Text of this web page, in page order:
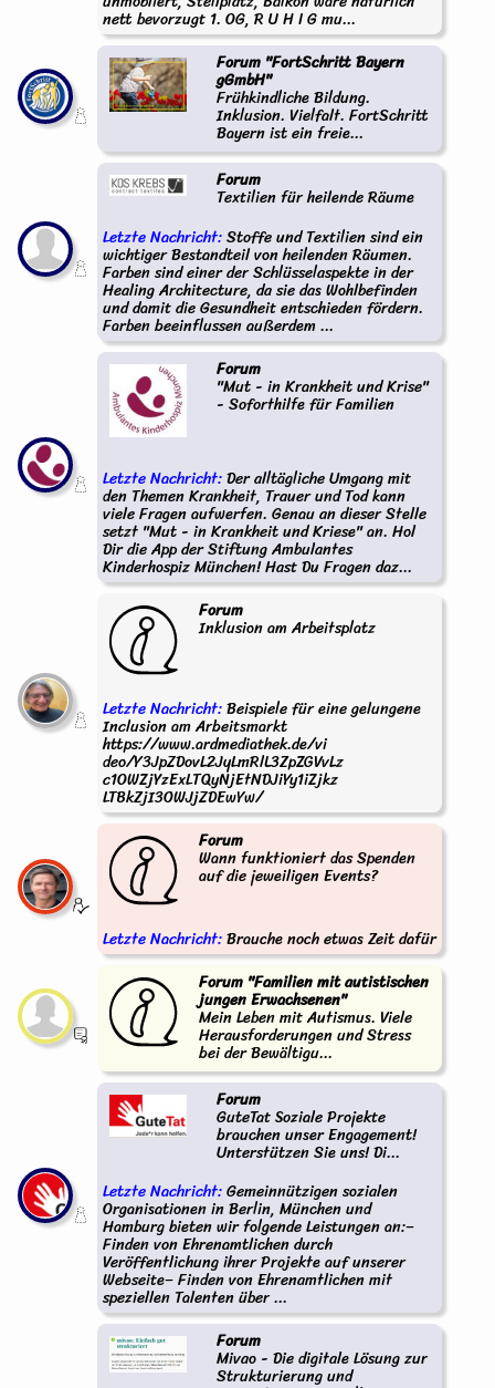
nett bevorzugt 1. OG, R U H I G mu...
Forum "FortSchritt Bayern
gGmbH"
Frühkindliche Bildung.
Inklusion. Vielfalt. FortSchritt
Bayern ist ein freie...
Forum
Textilien für heilende Räume
Letzte Nachricht:Stoffe und Textilien sind ein
wichtiger Bestandteil von heilenden Räumen.
Farben sind einer der Schlüsselaspekte in der
Healing Architecture, da sie das Wohlbefinden
und damit die Gesundheit entschieden fördern.
Farben beeinflussen außerdem ...
Forum
"Mut - in Krankheit und Krise"
- Soforthilfe für Familien
Letzte Nachricht:Der alltägliche Umgang mit
den Themen Krankheit, Trauer und Tod kann
viele Fragen aufwerfen. Genau an dieser Stelle
setzt "Mut - in Krankheit und Kriese" an. Hol
Dir die App der Stiftung Ambulantes
Kinderhospiz München! Hast Du Fragen daz...
Forum
Inklusion am Arbeitsplatz
Letzte Nachricht:Beispiele für eine gelungene
Inclusion am Arbeitsmarkt
https://www.ardmediathek.de/vi
deo/Y3JpZDovL2JyLmRlL3ZpZGVvLz
c1OWZjYzExLTQyNjEtNDJiYy1iZjkz
LTBkZjI3OWJjZDEwYw/
Forum
Wann funktioniert das Spenden
auf die jeweiligen Events?
Letzte Nachricht:Brauche noch etwas Zeit dafür
Forum "Familien mit autistischen
jungen Erwachsenen"
Mein Leben mit Autismus. Viele
Herausforderungen und Stress
bei der Bewältigu...
Forum
GuteTat Soziale Projekte
brauchen unser Engagement!
Unterstützen Sie uns! Di...
Letzte Nachricht:Gemeinnützigen sozialen
Organisationen in Berlin, München und
Hamburg bieten wir folgende Leistungen an:–
Finden von Ehrenamtlichen durch
Veröffentlichung ihrer Projekte auf unserer
Webseite– Finden von Ehrenamtlichen mit
speziellen Talenten über ...
Forum
Mivao - Die digitale Lösung zur
Strukturierung und